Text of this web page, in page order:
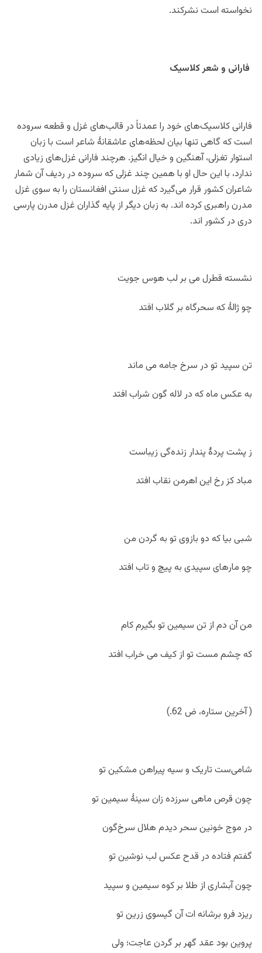
نخواسته است نشرکند.
فارانی و شعر کلاسیک
فارانی کلاسیک‌های خود را عمدتاً در قالب‌های غزل و قطعه سروده
است که گاهی تنها بیان لحظه‌های عاشقانۀ شاعر است با زبان
استوار تغزلی، آهنگین و خیال انگیز. هرچند فارانی غزل‌های زیادی
ندارد، با این حال او با همین چند غزلی که سروده در ردیف آن شمار
شاعران کشور قرار می‌گیرد که غزل سنتی افغانستان را به سوی غزل
مدرن راهبری کرده اند. به زبان دیگر از پایه گذاران غزل مدرن پارسی
دری در کشور اند.
نشسته قطرل می بر لب هوس جویت
چو ژالۀ که سحرگاه بر گلاب افتد
تن سپید تو در سرخ جامه می ماند
به عکس ماه که در لاله گون شراب افتد
ز پشت پردۀ پندار زنده‌گی زیباست
مباد کز رخ این اهرمن نقاب افتد
شبی بیا که دو بازوی تو به گردن من
چو مارهای سپیدی به پیچ و تاب افتد
من آن دم از تن سیمین تو بگیرم کام
که چشم مست تو از کیف می خراب افتد
( آخرین ستاره، ض 62.)
شامی‌ست تاریک و سیه پیراهن مشکین تو
چون قرص ماهی سرزده زان سینۀ سیمین تو
در موج خونین سحر دیدم هلال سرخ‌گون
گفتم فتاده در قدح عکس لب نوشین تو
چون آبشاری از طلا بر کوه سیمین و سپید
ریزد فرو برشانه ات آن گیسوی زرین تو
پروین بود عقد گهر بر گردن عاجت؛ ولی